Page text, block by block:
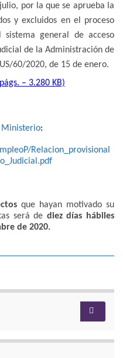
por la que se aprueba la
y excluidos en el proceso
general de acceso
de la Administración de
60/2020, de 15 de enero.
– 3.280 KB)
Ministerio:
Relacion_provisional
que hayan motivado su
será de diez días hábiles
de 2020.